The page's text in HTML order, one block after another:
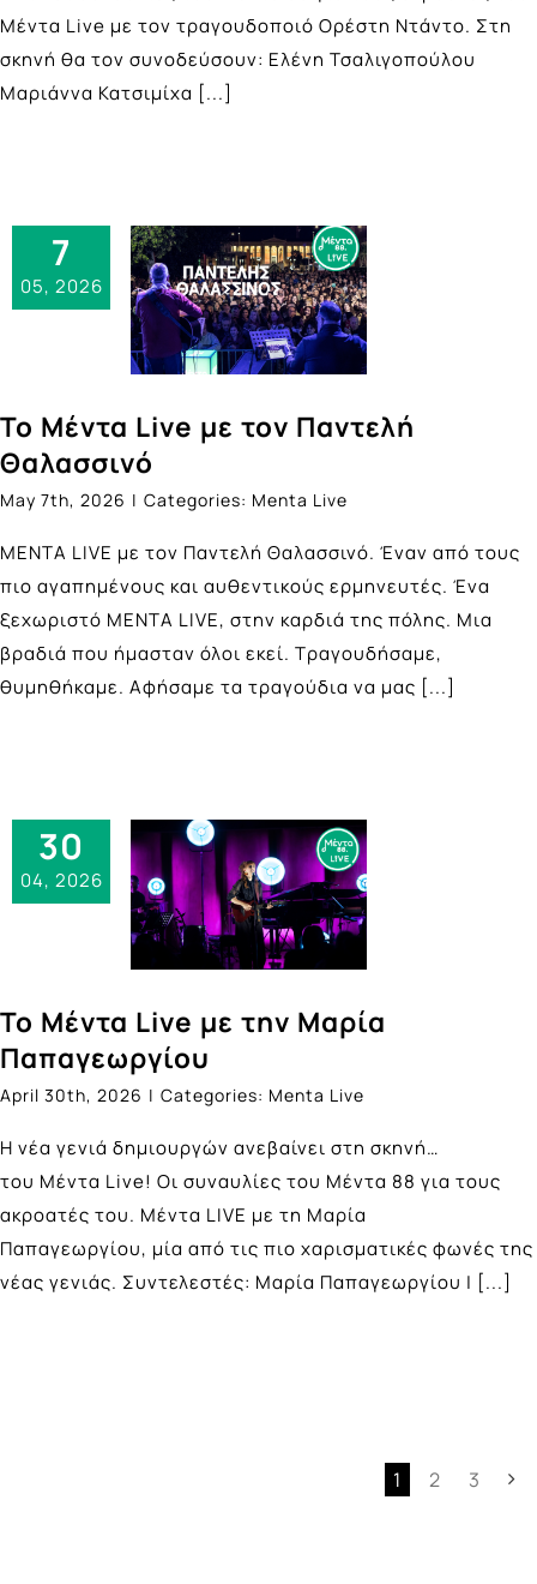
Mέντα Live με τον τραγουδοποιό Ορέστη Ντάντο. Στη
σκηνή θα τον συνοδεύσουν: Ελένη Τσαλιγοπούλου
Μαριάννα Κατσιμίχα [...]
7
05, 2026
Το Μέντα Live με τον Παντελή
Θαλασσινό
May 7th, 2026 | Categories: Menta Live
ΜΕΝΤΑ LIVE με τον Παντελή Θαλασσινό. Έναν από τους
πιο αγαπημένους και αυθεντικούς ερμηνευτές. Ένα
ξεχωριστό ΜΕΝΤΑ LIVE, στην καρδιά της πόλης. Μια
βραδιά που ήμασταν όλοι εκεί. Τραγουδήσαμε,
θυμηθήκαμε. Αφήσαμε τα τραγούδια να μας [...]
30
04, 2026
Το Μέντα Live με την Μαρία
Παπαγεωργίου
April 30th, 2026 | Categories: Menta Live
Η νέα γενιά δημιουργών ανεβαίνει στη σκηνή…
του Μέντα Live! Οι συναυλίες του Μέντα 88 για τους
ακροατές του. Mέντα LIVE με τη Μαρία
Παπαγεωργίου, μία από τις πιο χαρισματικές φωνές της
νέας γενιάς. Συντελεστές: Μαρία Παπαγεωργίου | [...]
1 2 3